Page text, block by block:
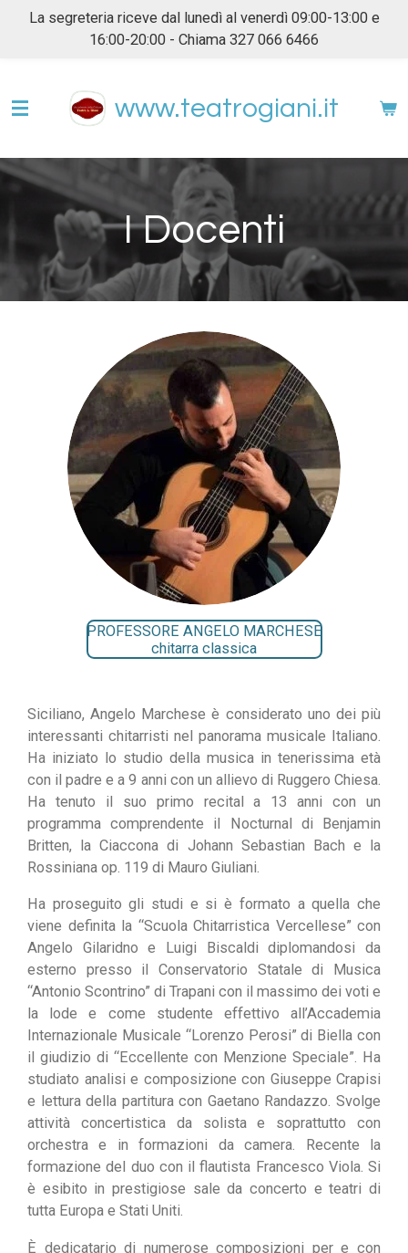
La segreteria riceve dal lunedì al venerdì 09:00-13:00 e
16:00-20:00 - Chiama 327 066 6466
www.teatrogiani.it
I Docenti
PROFESSORE ANGELO MARCHESE
chitarra classica
Siciliano, Angelo Marchese è considerato uno dei più
interessanti chitarristi nel panorama musicale Italiano.
Ha iniziato lo studio della musica in tenerissima età
con il padre e a 9 anni con un allievo di Ruggero Chiesa.
Ha tenuto il suo primo recital a 13 anni con un
programma comprendente il Nocturnal di Benjamin
Britten, la Ciaccona di Johann Sebastian Bach e la
Rossiniana op. 119 di Mauro Giuliani.
Ha proseguito gli studi e si è formato a quella che
viene definita la “Scuola Chitarristica Vercellese” con
Angelo Gilaridno e Luigi Biscaldi diplomandosi da
esterno presso il Conservatorio Statale di Musica
“Antonio Scontrino” di Trapani con il massimo dei voti e
la lode e come studente effettivo all’Accademia
Internazionale Musicale “Lorenzo Perosi” di Biella con
il giudizio di “Eccellente con Menzione Speciale”. Ha
studiato analisi e composizione con Giuseppe Crapisi
e lettura della partitura con Gaetano Randazzo. Svolge
attività concertistica da solista e soprattutto con
orchestra e in formazioni da camera. Recente la
formazione del duo con il flautista Francesco Viola. Si
è esibito in prestigiose sale da concerto e teatri di
tutta Europa e Stati Uniti.
È dedicatario di numerose composizioni per e con